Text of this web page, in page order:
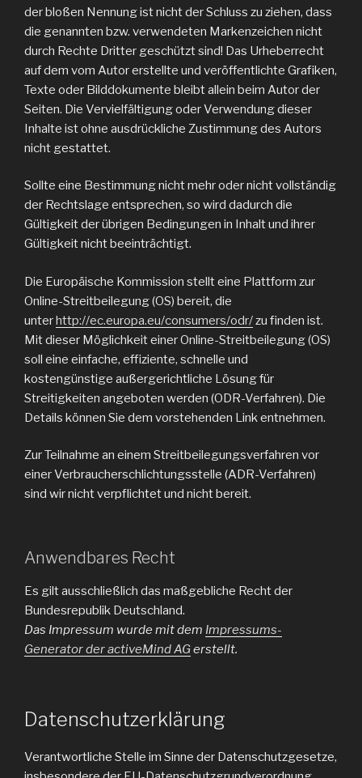
der bloßen Nennung ist nicht der Schluss zu ziehen, dass
die genannten bzw. verwendeten Markenzeichen nicht
durch Rechte Dritter geschützt sind! Das Urheberrecht
auf dem vom Autor erstellte und veröffentlichte Grafiken,
Texte oder Bilddokumente bleibt allein beim Autor der
Seiten. Die Vervielfältigung oder Verwendung dieser
Inhalte ist ohne ausdrückliche Zustimmung des Autors
nicht gestattet.
Sollte eine Bestimmung nicht mehr oder nicht vollständig
der Rechtslage entsprechen, so wird dadurch die
Gültigkeit der übrigen Bedingungen in Inhalt und ihrer
Gültigkeit nicht beeinträchtigt.
Die Europäische Kommission stellt eine Plattform zur
Online-Streitbeilegung (OS) bereit, die
unterhttp://ec.europa.eu/consumers/odr/zu finden ist.
Mit dieser Möglichkeit einer Online-Streitbeilegung (OS)
soll eine einfache, effiziente, schnelle und
kostengünstige außergerichtliche Lösung für
Streitigkeiten angeboten werden (ODR-Verfahren). Die
Details können Sie dem vorstehenden Link entnehmen.
Zur Teilnahme an einem Streitbeilegungsverfahren vor
einer Verbraucherschlichtungsstelle (ADR-Verfahren)
sind wir nicht verpflichtet und nicht bereit.
Anwendbares Recht
Es gilt ausschließlich das maßgebliche Recht der
Bundesrepublik Deutschland.
Das Impressum wurde mit dem Impressums-
Generator der activeMind AGerstellt.
Datenschutzerklärung
Verantwortliche Stelle im Sinne der Datenschutzgesetze,